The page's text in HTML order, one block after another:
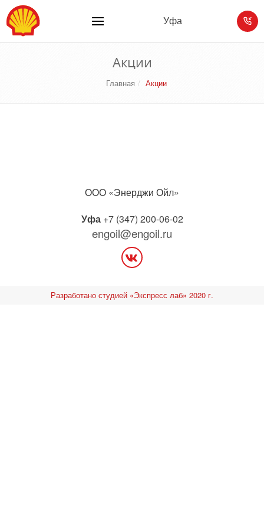
Уфа
Акции
Главная Акции
ООО «Энерджи Ойл»
Уфа+7 (347) 200-06-02
engoil@engoil.ru
Разработано студией «Экспресс лаб» 2020 г.